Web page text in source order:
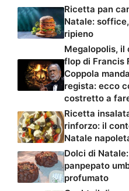
Ricetta pan
Natale:
ripieno
Megalopolis, il
flop di Francis
Coppola
regista: ecco
costretto a
Ricetta
rinforzo: il
Natale
Dolci di
panpepato
profumato